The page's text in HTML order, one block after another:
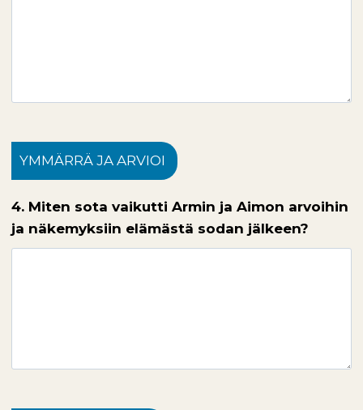
YMMÄRRÄ JA ARVIOI
4. Miten sota vaikutti Armin ja Aimon arvoihin
ja näkemyksiin elämästä sodan jälkeen?